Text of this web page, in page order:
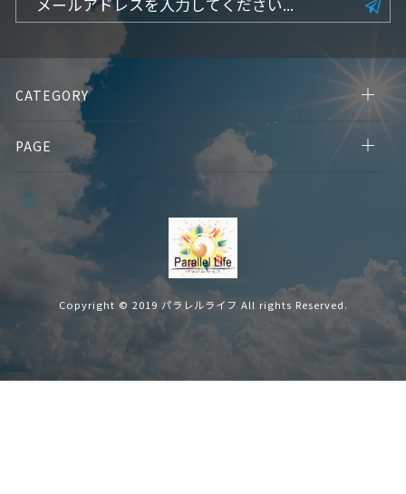
CATEGORY
PAGE
Copyright © 2019 パラレルライフ All rights Reserved.